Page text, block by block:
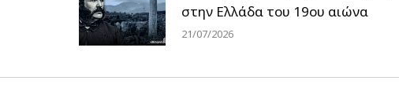
στην Ελλάδα του 19ου αιώνα
21/07/2026